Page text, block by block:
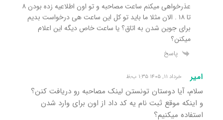
عذرخواهی میکنم ساعت مصاحبه و تو‌ اون اطلاعیه زده بودن ۸
تا ۱۸ . الان مثلا ما باید تو کل این ساعت هی درخواست بدیم
برای جوین شدن به اتاق؟ یا ساعت خاص دیگه این اعلام
میکنن؟
پاسخ
امیر خرداد ۱۱, ۱۴۰۵ ۱:۳۵ ب٫ظ
سلام، آیا دوستان تونستن لینک مصاحبه رو دریافت کنن؟
و اینکه موقع ثبت نام یه کد داد از اون برای وارد شدن
استفاده میکنیم؟